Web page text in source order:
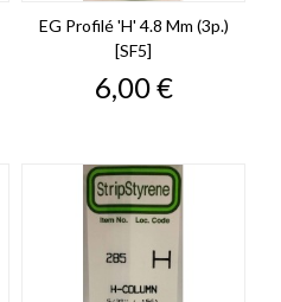
EG Profilé 'H' 4.8 Mm (3p.)
[SF5]
Prix
6,00 €